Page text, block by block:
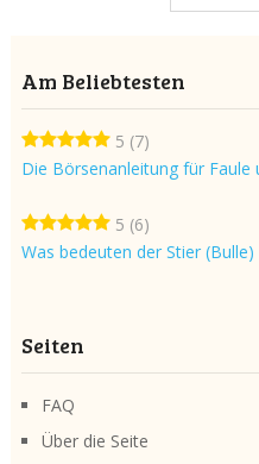
Am Beliebtesten
5 (7)
Die Börsenanleitung für Faule
5 (6)
Was bedeuten der Stier
Seiten
FAQ
Über die Seite